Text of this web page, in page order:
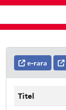
e-rara
Titel